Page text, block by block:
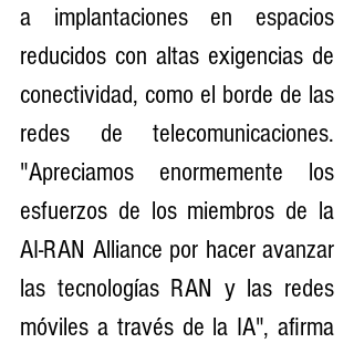
a implantaciones en espacios
reducidos con altas exigencias de
conectividad, como el borde de las
redes de telecomunicaciones.
"Apreciamos enormemente los
esfuerzos de los miembros de la
AI-RAN Alliance por hacer avanzar
las tecnologías RAN y las redes
móviles a través de la IA", afirma